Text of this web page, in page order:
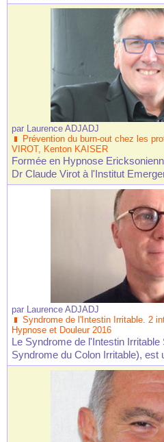
par Laurence ADJADJ
Prévention du burn-out chez les
VIROT, Kenton KAISER
Formée en Hypnose
Dr Claude Virot à l'Institut
par Laurence ADJADJ
Syndrome de l'Intestin Irritable. 2
Hypnose et Douleur 2016
Le Syndrome de l'Intestin
Syndrome du Colon Irritable), est